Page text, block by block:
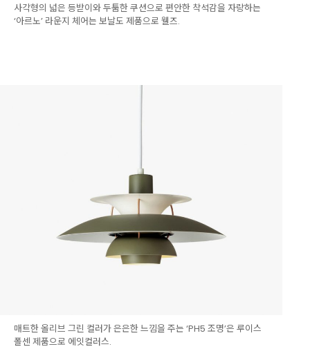
사각형의 넓은 등받이와 두툼한 쿠션으로 편안한 착석감을 자랑하는
‘아르노’ 라운지 체어는 보날도 제품으로 웰즈.
매트한 올리브 그린 컬러가 은은한 느낌을 주는 ‘PH5 조명’은 루이스
폴센 제품으로 에잇컬러스.